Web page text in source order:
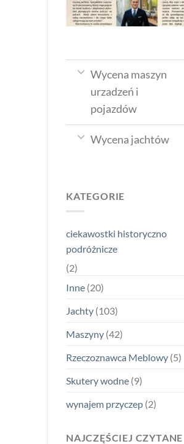
Wycena maszyn
urzadzeń i
pojazdów
Wycena jachtów
KATEGORIE
ciekawostki historyczno
podróżnicze
(2)
Inne (20)
Jachty (103)
Maszyny (42)
Rzeczoznawca Meblowy (5)
Skutery wodne (9)
wynajem przyczep (2)
NAJCZĘŚCIEJ CZYTANE